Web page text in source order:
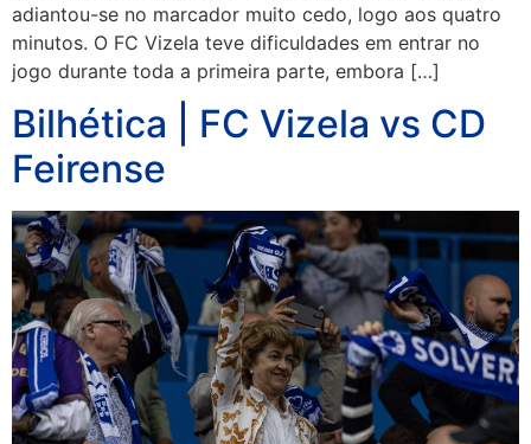
adiantou-se no marcador muito cedo, logo aos quatro
minutos. O FC Vizela teve dificuldades em entrar no
jogo durante toda a primeira parte, embora […]
Bilhética | FC Vizela vs CD
Feirense